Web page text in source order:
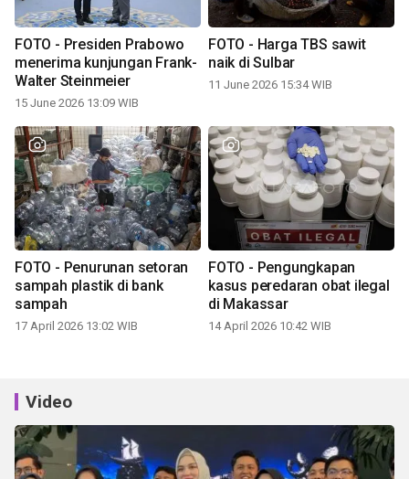
FOTO - Presiden Prabowo
menerima kunjungan Frank-
Walter Steinmeier
15 June 2026 13:09 WIB
FOTO - Harga TBS sawit
naik di Sulbar
11 June 2026 15:34 WIB
FOTO - Penurunan setoran
sampah plastik di bank
sampah
17 April 2026 13:02 WIB
FOTO - Pengungkapan
kasus peredaran obat ilegal
di Makassar
14 April 2026 10:42 WIB
Video